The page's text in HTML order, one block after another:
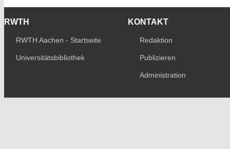
RWTH
RWTH Aachen - Startseite
Universitätsbibliothek
KONTAKT
Redaktion
Publizieren
Administration